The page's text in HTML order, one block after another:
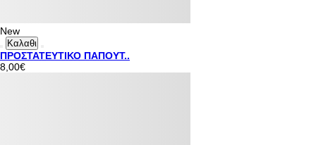
New
Καλαθι
ΠΡΟΣΤΑΤΕΥΤΙΚΟ ΠΑΠΟΥΤ..
8,00€